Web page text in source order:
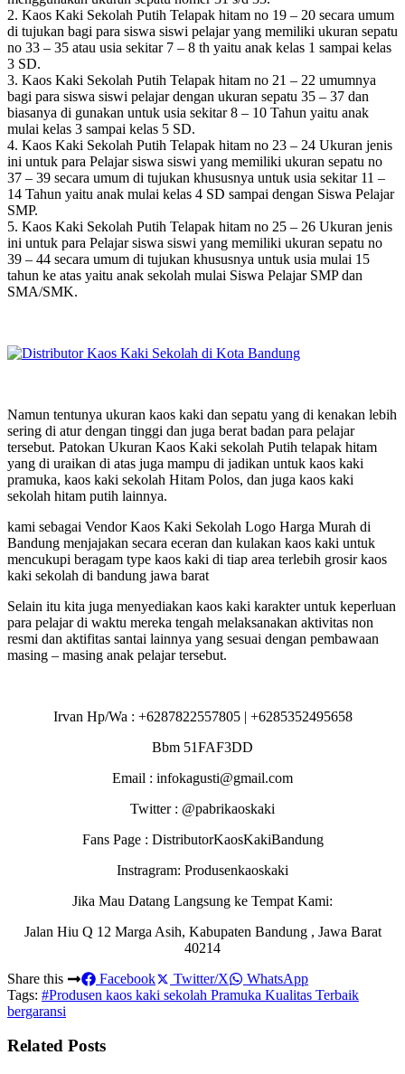
2. Kaos Kaki Sekolah Putih Telapak hitam no 19 – 20 secara umum
di tujukan bagi para siswa siswi pelajar yang memiliki ukuran sepatu
no 33 – 35 atau usia sekitar 7 – 8 th yaitu anak kelas 1 sampai kelas
3 SD.
3. Kaos Kaki Sekolah Putih Telapak hitam no 21 – 22 umumnya
bagi para siswa siswi pelajar dengan ukuran sepatu 35 – 37 dan
biasanya di gunakan untuk usia sekitar 8 – 10 Tahun yaitu anak
mulai kelas 3 sampai kelas 5 SD.
4. Kaos Kaki Sekolah Putih Telapak hitam no 23 – 24 Ukuran jenis
ini untuk para Pelajar siswa siswi yang memiliki ukuran sepatu no
37 – 39 secara umum di tujukan khususnya untuk usia sekitar 11 –
14 Tahun yaitu anak mulai kelas 4 SD sampai dengan Siswa Pelajar
SMP.
5. Kaos Kaki Sekolah Putih Telapak hitam no 25 – 26 Ukuran jenis
ini untuk para Pelajar siswa siswi yang memiliki ukuran sepatu no
39 – 44 secara umum di tujukan khususnya untuk usia mulai 15
tahun ke atas yaitu anak sekolah mulai Siswa Pelajar SMP dan
SMA/SMK.
Namun tentunya ukuran kaos kaki dan sepatu yang di kenakan lebih
sering di atur dengan tinggi dan juga berat badan para pelajar
tersebut. Patokan Ukuran Kaos Kaki sekolah Putih telapak hitam
yang di uraikan di atas juga mampu di jadikan untuk kaos kaki
pramuka, kaos kaki sekolah Hitam Polos, dan juga kaos kaki
sekolah hitam putih lainnya.
kami sebagai Vendor Kaos Kaki Sekolah Logo Harga Murah di
Bandung menjajakan secara eceran dan kulakan kaos kaki untuk
mencukupi beragam type kaos kaki di tiap area terlebih grosir kaos
kaki sekolah di bandung jawa barat
Selain itu kita juga menyediakan kaos kaki karakter untuk keperluan
para pelajar di waktu mereka tengah melaksanakan aktivitas non
resmi dan aktifitas santai lainnya yang sesuai dengan pembawaan
masing – masing anak pelajar tersebut.
Irvan Hp/Wa : +6287822557805 | +6285352495658
Bbm 51FAF3DD
Email : infokagusti@gmail.com
Twitter : @pabrikaoskaki
Fans Page : DistributorKaosKakiBandung
Instragram: Produsenkaoskaki
Jika Mau Datang Langsung ke Tempat Kami:
Jalan Hiu Q 12 Marga Asih, Kabupaten Bandung , Jawa Barat
40214
Share this
Facebook Twitter/X
WhatsApp
Tags: #Produsen kaos kaki sekolah Pramuka Kualitas Terbaik
bergaransi
Related Posts